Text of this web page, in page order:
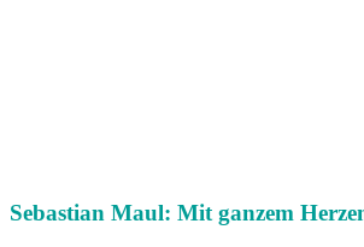
Sebastian Maul: Mit ganzem